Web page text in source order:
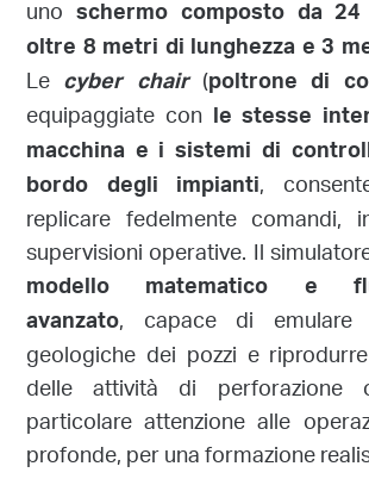
uno schermo composto da
oltre 8 metri di lunghezza e 3
Le cyber chair(poltrone di
equipaggiate con le stesse
macchina e i sistemi di
bordo degli impianti,
replicare fedelmente comandi,
supervisioni operative. Il
modello matematico e
avanzato, capace di emulare
geologiche dei pozzi e
delle attività di perforazione
particolare attenzione alle
profonde, per una formazione